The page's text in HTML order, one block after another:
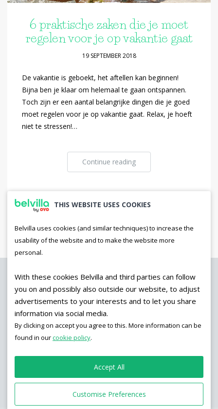
THIS WEBSITE USES COOKIES
Belvilla uses cookies (and similar techniques) to increase the
usability of the website and to make the website more
personal.
With these cookies Belvilla and third parties can follow
you on and possibly also outside our website, to adjust
advertisements to your interests and to let you share
information via social media.
By clicking on accept you agree to this. More information can be
found in ourcookie policy.
Accept All
Customise Preferences
6 praktische zaken die je moet
regelen voor je op vakantie gaat
19 SEPTEMBER 2018
De vakantie is geboekt, het aftellen kan beginnen!
Bijna ben je klaar om helemaal te gaan ontspannen.
Toch zijn er een aantal belangrijke dingen die je goed
moet regelen voor je op vakantie gaat. Relax, je hoeft
niet te stressen!…
Continue reading
NOG MEER VAKANTIE-
INSPIRATIE? VOLG
BELVILLA OP
INSTAGRAM!
No images found!
Try some other hashtag or